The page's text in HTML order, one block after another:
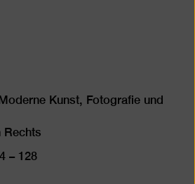
Kunst, Fotografie und
Rechts
– 128